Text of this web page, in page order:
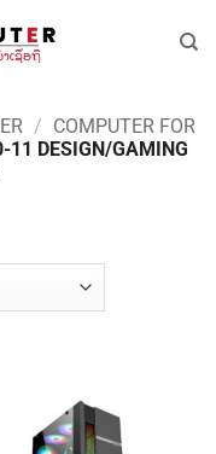
/ COMPUTER FOR
11 DESIGN/GAMING